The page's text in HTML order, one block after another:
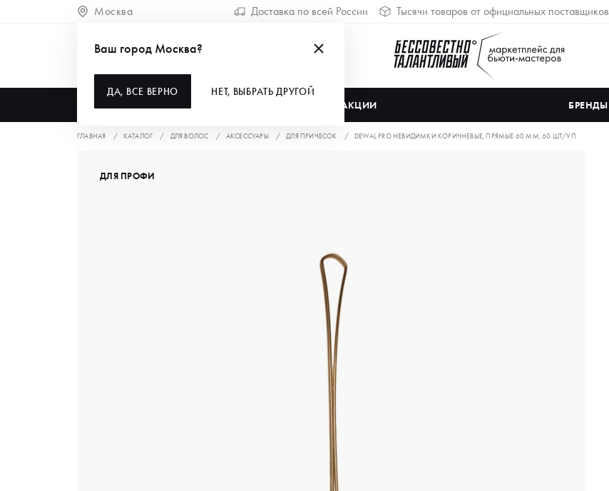
Москва Доставка по всей России Тысячи товаров от официальных поставщиков
АКЦИИ БРЕНДЫ
Ваш город Москва?
ДА, ВСЕ ВЕРНО НЕТ, ВЫБРАТЬ ДРУГОЙ
ГЛАВНАЯ КАТАЛОГ ДЛЯ ВОЛОС АКСЕССУАРЫ ДЛЯ ПРИЧЕСОК DEWAL PRO НЕВИДИМКИ КОРИЧНЕВЫЕ, ПРЯМЫЕ 60 ММ, 60 ШТ/УП
ДЛЯ ПРОФИ